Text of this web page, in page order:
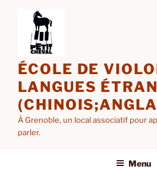
contenu
principal
ÉCOLE DE
LANGUES
À Grenoble, un local associatif pour
parler.
Menu